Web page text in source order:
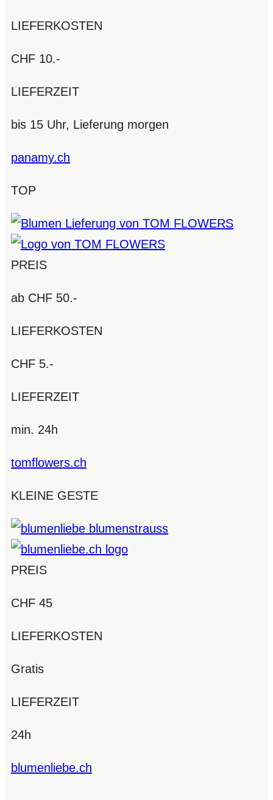
LIEFERKOSTEN
CHF 10.-
LIEFERZEIT
bis 15 Uhr, Lieferung morgen
panamy.ch
TOP
PREIS
ab CHF 50.-
LIEFERKOSTEN
CHF 5.-
LIEFERZEIT
min. 24h
tomflowers.ch
KLEINE GESTE
PREIS
CHF 45
LIEFERKOSTEN
Gratis
LIEFERZEIT
24h
blumenliebe.ch